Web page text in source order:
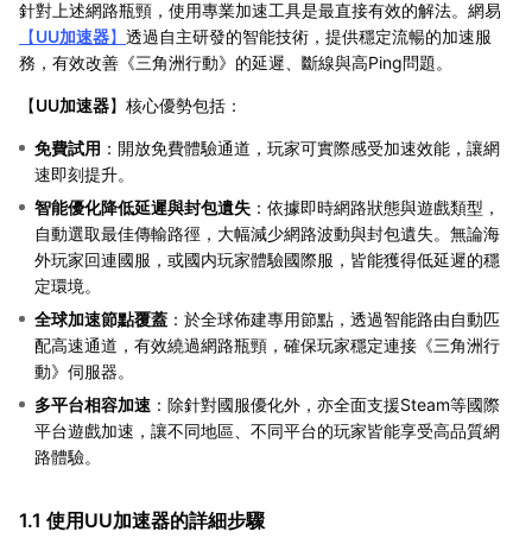
針對上述網路瓶頸，使用專業加速工具是最直接有效的解法。網易
【UU加速器】 透過自主研發的智能技術，提供穩定流暢的加速服
務，有效改善《三角洲行動》的延遲、斷線與高Ping問題。
【UU加速器】核心優勢包括：
免費試用 ：開放免費體驗通道，玩家可實際感受加速效能，讓網
速即刻提升。
智能優化降低延遲與封包遺失 ：依據即時網路狀態與遊戲類型，
自動選取最佳傳輸路徑，大幅減少網路波動與封包遺失。無論海
外玩家回連國服，或國内玩家體驗國際服，皆能獲得低延遲的穩
定環境。
全球加速節點覆蓋 ：於全球佈建專用節點，透過智能路由自動匹
配高速通道，有效繞過網路瓶頸，確保玩家穩定連接《三角洲行
動》伺服器。
多平台相容加速 ：除針對國服優化外，亦全面支援Steam等國際
平台遊戲加速，讓不同地區、不同平台的玩家皆能享受高品質網
路體驗。
1.1 使用UU加速器的詳細步驟